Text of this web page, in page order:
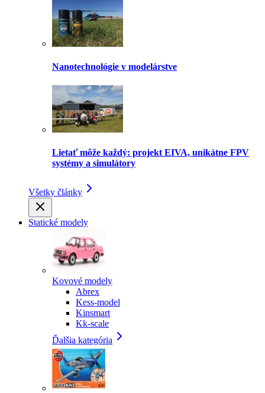
Nanotechnológie v modelárstve
Lietať môže každý: projekt EIVA, unikátne FPV
systémy a simulátory
Všetky články
Statické modely
Kovové modely
Abrex
Kess-model
Kinsmart
Kk-scale
Ďalšia kategória